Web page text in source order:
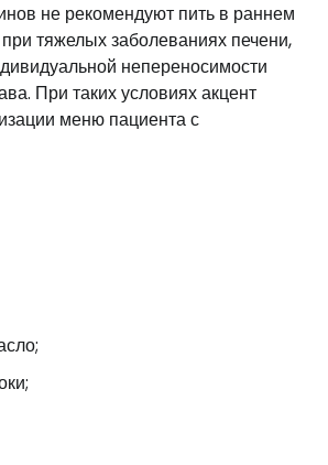
не рекомендуют пить в раннем
тяжелых заболеваниях печени,
непереносимости
При таких условиях акцент
меню пациента с